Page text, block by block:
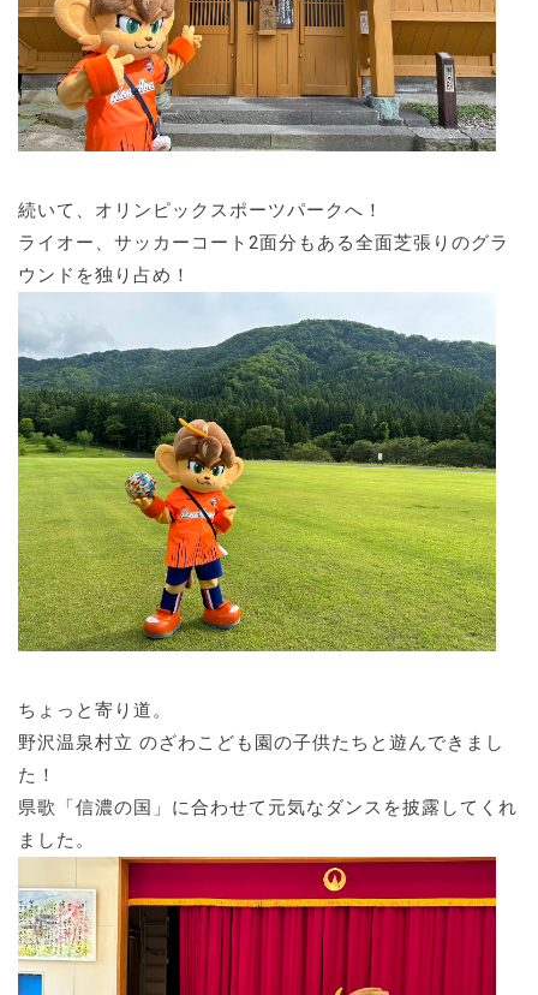
続いて、オリンピックスポーツパークへ！
ライオー、サッカーコート2面分もある全面芝張りのグラ
ウンドを独り占め！
ちょっと寄り道。
野沢温泉村立 のざわこども園の子供たちと遊んできまし
た！
県歌「信濃の国」に合わせて元気なダンスを披露してくれ
ました。